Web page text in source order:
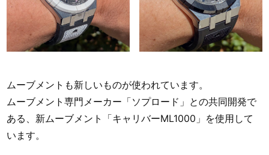
ムーブメントも新しいものが使われています。
ムーブメント専門メーカー「ソプロード」との共同開発で
ある、新ムーブメント「キャリバーML1000」を使用して
います。